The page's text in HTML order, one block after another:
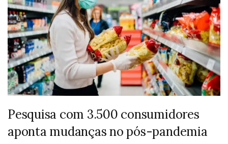
Pesquisa com 3.500 consumidores
aponta mudanças no pós-pandemia